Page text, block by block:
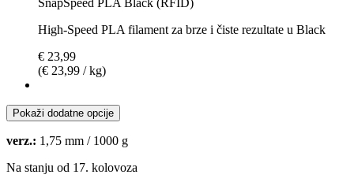
High-Speed PLA filament za brze i čiste rezultate u Black
€ 23,99
(€ 23,99 / kg)
Pokaži dodatne opcije
verz.: 1,75 mm / 1000 g
Na stanju od 17. kolovoza